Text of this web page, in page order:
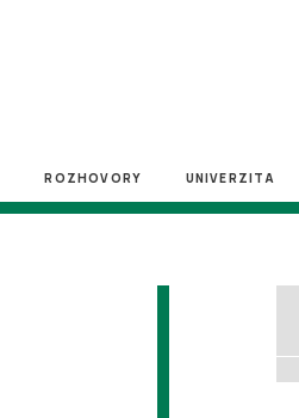
ROZHOVORY UNIVERZITA